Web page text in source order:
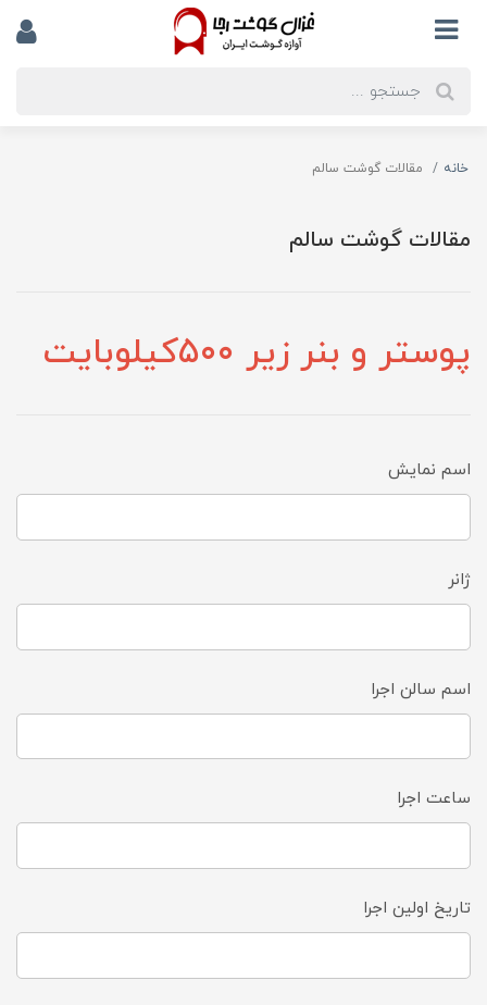
خانه مقالات گوشت سالم
مقالات گوشت سالم
پوستر و بنر زیر ۵۰۰کیلوبایت
اسم نمایش
ژانر
اسم سالن اجرا
ساعت اجرا
تاریخ اولین اجرا